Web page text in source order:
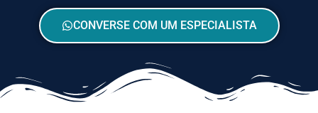
CONVERSE COM UM ESPECIALISTA